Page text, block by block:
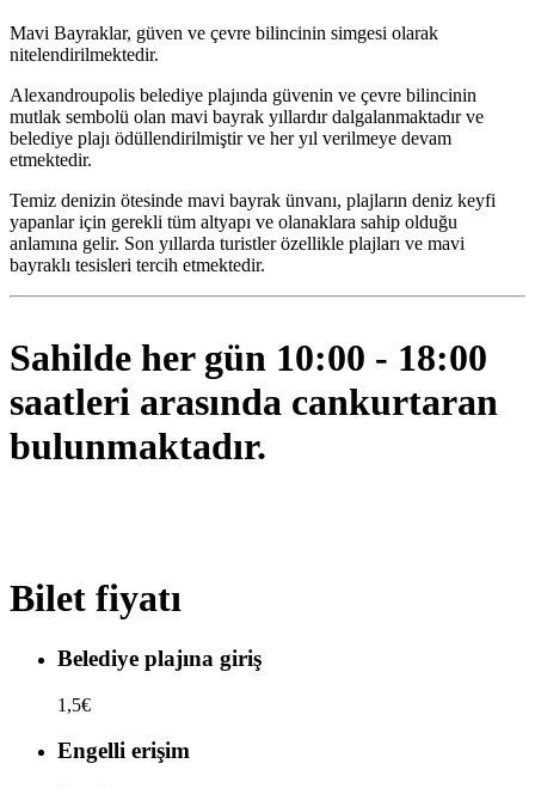
Mavi Bayraklar, güven ve çevre bilincinin simgesi olarak
nitelendirilmektedir.
Alexandroupolis belediye plajında ​​güvenin ve çevre bilincinin
mutlak sembolü olan mavi bayrak yıllardır dalgalanmaktadır ve
belediye plajı ödüllendirilmiştir ve her yıl verilmeye devam
etmektedir.
Temiz denizin ötesinde mavi bayrak ünvanı, plajların deniz keyfi
yapanlar için gerekli tüm altyapı ve olanaklara sahip olduğu
anlamına gelir. Son yıllarda turistler özellikle plajları ve mavi
bayraklı tesisleri tercih etmektedir.
Sahilde her gün 10:00 - 18:00
saatleri arasında cankurtaran
bulunmaktadır.
Bilet fiyatı
Belediye plajına giriş
1,5€
Engelli erişim